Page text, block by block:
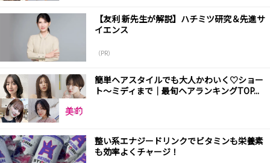
【友利 新先生が解説】ハチミツ研究＆先進サ
イエンス
（PR）
簡単ヘアスタイルでも大人かわいく♡ショー
ト～ミディまで｜最旬ヘアランキングTOP...
整い系エナジードリンクでビタミンも栄養素
も効率よくチャージ！